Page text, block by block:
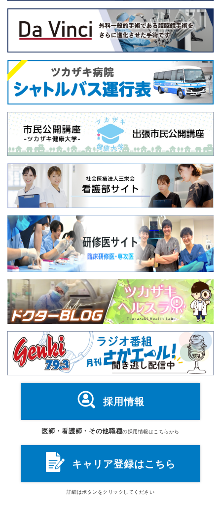
採用情報
医師・看護師・その他職種の採用情報はこちらから
キャリア登録はこちら
詳細はボタン をクリックしてください